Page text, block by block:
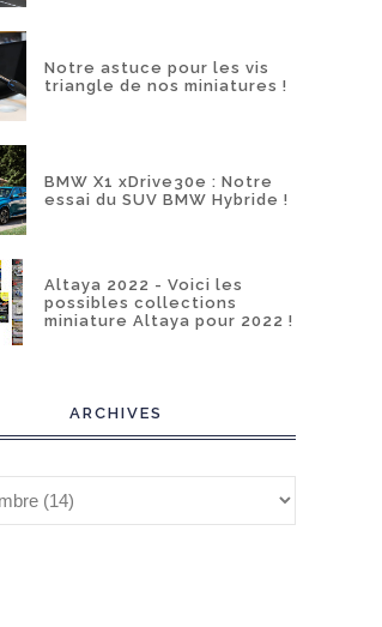
Notre astuce pour les vis
triangle de nos miniatures !
BMW X1 xDrive30e : Notre
essai du SUV BMW Hybride !
Altaya 2022 - Voici les
possibles collections
miniature Altaya pour 2022 !
ARCHIVES